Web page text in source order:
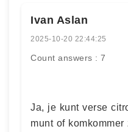
Ivan Aslan
2025-10-20 22:44:25
Count answers : 7
Ja, je kunt verse
munt of